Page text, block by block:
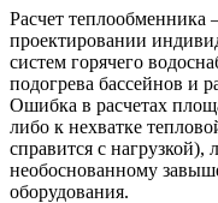
Расчет
проектировании
систем горячего
подогрева бассейнов и
Ошибка в расчетах
либо к нехватке
справится с нагрузкой),
необоснованному
оборудования.